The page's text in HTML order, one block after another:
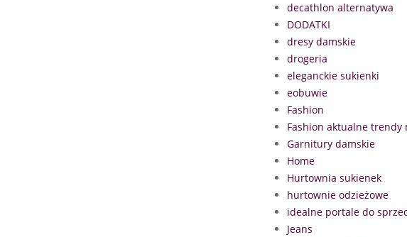
decathlon alternatywa
DODATKI
dresy damskie
drogeria
eleganckie sukienki
eobuwie
Fashion
Fashion aktualne trendy
Garnitury damskie
Home
Hurtownia sukienek
hurtownie odzieżowe
idealne portale do
Jeans